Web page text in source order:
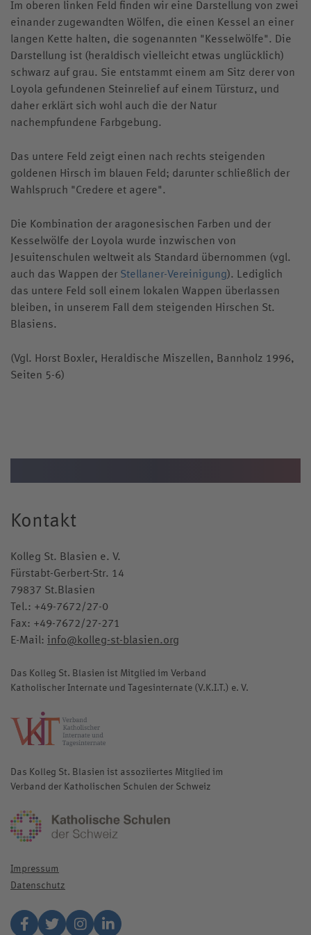
Im oberen linken Feld finden wir eine Darstellung von zwei
einander zugewandten Wölfen, die einen Kessel an einer
langen Kette halten, die sogenannten "Kesselwölfe". Die
Darstellung ist (heraldisch vielleicht etwas unglücklich)
schwarz auf grau. Sie entstammt einem am Sitz derer von
Loyola gefundenen Steinrelief auf einem Türsturz, und
daher erklärt sich wohl auch die der Natur
nachempfundene Farbgebung.
Das untere Feld zeigt einen nach rechts steigenden
goldenen Hirsch im blauen Feld; darunter schließlich der
Wahlspruch "Credere et agere".
Die Kombination der aragonesischen Farben und der
Kesselwölfe der Loyola wurde inzwischen von
Jesuitenschulen weltweit als Standard übernommen (vgl.
auch das Wappen der Stellaner-Vereinigung). Lediglich
das untere Feld soll einem lokalen Wappen überlassen
bleiben, in unserem Fall dem steigenden Hirschen St.
Blasiens.
(Vgl. Horst Boxler, Heraldische Miszellen, Bannholz 1996,
Seiten 5-6)
Kontakt
Kolleg St. Blasien e. V.
Fürstabt-Gerbert-Str. 14
79837 St.Blasien
Tel.: +49-7672/27-0
Fax: +49-7672/27-271
E-Mail: info@kolleg-st-blasien.org
Das Kolleg St. Blasien ist Mitglied im Verband
Katholischer Internate und Tagesinternate (V.K.I.T.) e. V.
Das Kolleg St. Blasien ist assoziiertes Mitglied im
Verband der Katholischen Schulen der Schweiz
Impressum
Datenschutz
FacebookTwitterInstagramLinkedin